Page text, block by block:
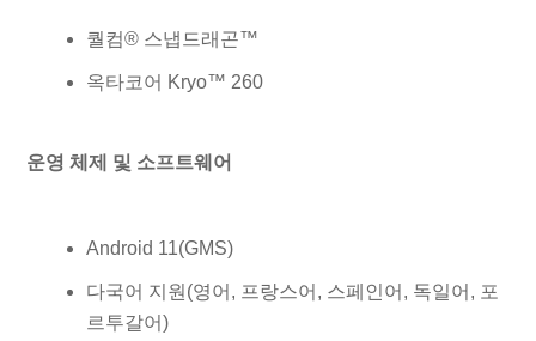
퀄컴® 스냅드래곤™
옥타코어 Kryo™ 260
운영 체제 및 소프트웨어
Android 11(GMS)
다국어 지원(영어, 프랑스어, 스페인어, 독일어, 포
르투갈어)